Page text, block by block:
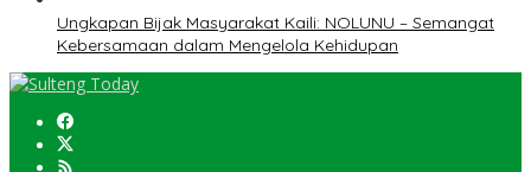
Ungkapan Bijak Masyarakat Kaili: NOLUNU – Semangat
Kebersamaan dalam Mengelola Kehidupan